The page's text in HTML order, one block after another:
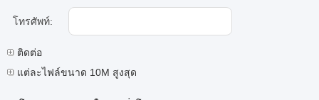
โทรศัพท์:
ติดต่อ
แต่ละไฟล์ขนาด 10M สูงสุด